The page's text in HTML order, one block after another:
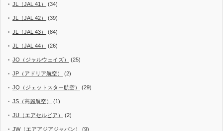
JL（JAL 41） (34)
JL（JAL 42） (39)
JL（JAL 43） (84)
JL（JAL 44） (26)
JO（ジャルウェイズ） (25)
JP（アドリア航空） (2)
JQ（ジェットスター航空） (29)
JS（高麗航空） (1)
JU（エアセルビア） (2)
JW（エアアジアジャパン） (9)